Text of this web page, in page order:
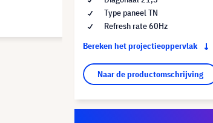
Type paneel TN
Refresh rate 60Hz
Bereken het projectieoppervlak
Naar de productomschrijving